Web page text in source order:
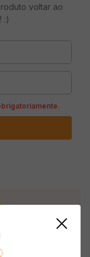
voltar ao
:)
Vit.B+